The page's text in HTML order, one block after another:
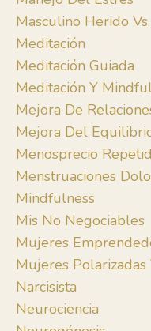
Masculino Herido
Meditación
Meditación Guiada
Meditación Y
Mejora De
Mejora Del
Menosprecio
Menstruaciones
Mindfulness
Mis No Negociables
Mujeres
Mujeres Polarizadas
Narcisista
Neurociencia